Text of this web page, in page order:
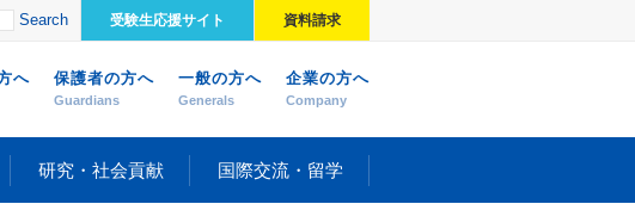
Search 受験生応援サイト 資料請求
へ 保護者の方へ
Guardians
一般の方へ
Generals
企業の方へ
Company
研究・社会貢献 国際交流・留学